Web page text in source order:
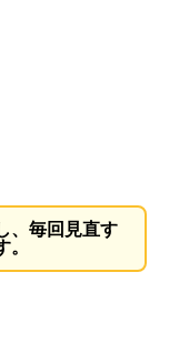
、毎回見直す